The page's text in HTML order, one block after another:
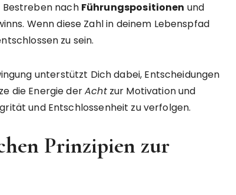
Bestreben nach Führungspositionen und
Wenn diese Zahl in deinem Lebenspfad
zu sein.
unterstützt Dich dabei, Entscheidungen
die Energie derAchtzur Motivation und
und Entschlossenheit zu verfolgen.
Prinzipien zur